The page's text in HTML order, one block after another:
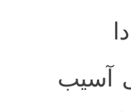
آسيب